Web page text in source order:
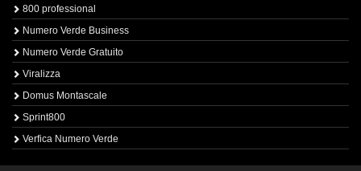
800 professional
Numero Verde Business
Numero Verde Gratuito
Viralizza
Domus Montascale
Sprint800
Verfica Numero Verde